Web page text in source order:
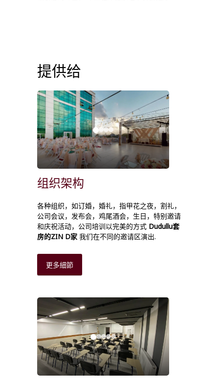
提供给
组织架构
各种组织，如订婚，婚礼，指甲花之夜，割礼，
公司会议，发布会，鸡尾酒会，生日，特别邀请
和庆祝活动，公司培训以完美的方式 Dudullu套
房的ZIN D家 我们在不同的邀请区演出.
更多細節